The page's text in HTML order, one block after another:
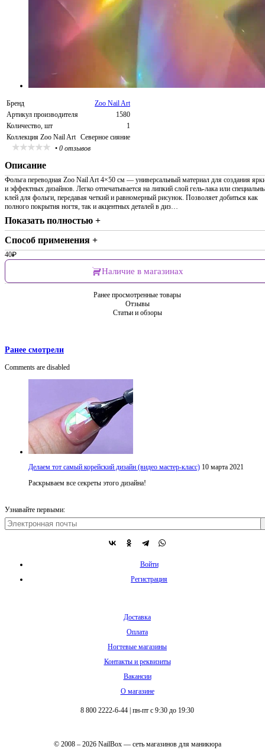
Бренд
Zoo Nail Art
Артикул производителя
1580
Количество, шт
1
Коллекция Zoo Nail Art Северное сияние
• 0 отзывов
Описание
Фольга переводная Zoo Nail Art 4×50 см — универсальный материал для создания
и эффектных дизайнов. Легко отпечатывается на липкий слой гель-лака или
клей для фольги, передавая четкий и равномерный рисунок. Позволяет добиться как
полного покрытия ногтя, так и акцентных деталей в диз…
Показать полностью +
Способ применения +
40₽
Наличие в магазинах
Ранее просмотренные товары
Отзывы
Статьи и обзоры
Ранее смотрели
Comments are disabled
Делаем тот самый корейский дизайн (видео мастер-класс) 10 марта 2021
Раскрываем все секреты этого дизайна!
Узнавайте первыми:
Войти
Регистрация
Доставка
Оплата
Ногтевые магазины
Контакты и реквизиты
Вакансии
О магазине
8 800 2222-6-44 пн-пт с 9:30 до 19:30
© 2008 – 2026 NailBox — сеть магазинов для маникюра